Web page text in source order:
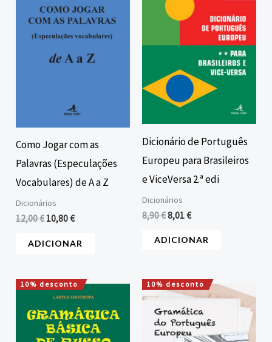
Como Jogar com as
Palavras (Especulações
Vocabulares) de A a Z
Dicionários
12,00€
era:
12,00 €.
10,80€
é:
10,80 €.
ADICIONAR
Dicionário de Português
Europeu para Brasileiros
e ViceVersa 2.ª edi
Dicionários
8,90€
8,90 €.
8,01€
é:
8,01 €.
ADICIONAR
10% desconto
O
preço
original
era:
18,00 €.
O
preço
atual
é:
16,20 €.
10% desconto
O
preço
original
era:
18,00 €.
O
preço
atual
é:
16,20 €.